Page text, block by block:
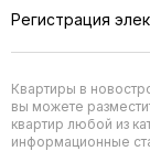
Регистрация
Квартиры в
вы можете
квартир любой из
информационные